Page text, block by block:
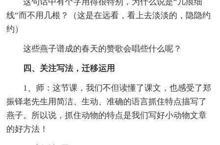
线”而不用几根？（这是在远看，看上去淡淡的，隐隐约
约）
这些燕子谱成的春天的赞歌会唱些什么呢？
四、关注写法，迁移运用
1、师：这节课，我们不但读懂了课文，也感受了郑
振铎老先生用简洁、生动、准确的语言抓住特点描写了
燕子。所以说，抓住动物的特点是我们写好小动物文章
的好方法！